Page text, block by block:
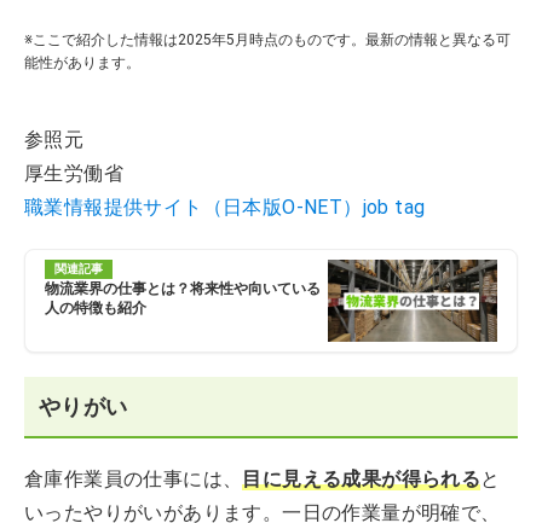
※ここで紹介した情報は2025年5月時点のものです。最新の情報と異なる可
能性があります。
参照元
厚生労働省
職業情報提供サイト（日本版O-NET）job tag
関連記事
物流業界の仕事とは？将来性や向いている
人の特徴も紹介
やりがい
倉庫作業員の仕事には、目に見える成果が得られると
いったやりがいがあります。一日の作業量が明確で、